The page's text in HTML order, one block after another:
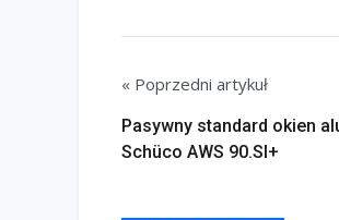
« Poprzedni artykuł
Pasywny standard okien
Schüco AWS 90.SI+